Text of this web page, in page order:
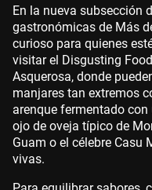
En la nueva subsección
gastronómicas de Más
curioso para quienes
visitar el Disgusting
Asquerosa, donde
manjares tan extremos
arenque fermentado
ojo de oveja típico de
Guam o el célebre Casu
vivas.